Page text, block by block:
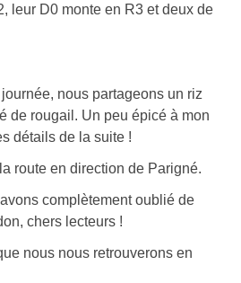
leur D0 monte en R3 et deux de
nous partageons un riz
de rougail. Un peu épicé à mon
détails de la suite !
route en direction de Parigné.
complètement oublié de
chers lecteurs !
nous nous retrouverons en